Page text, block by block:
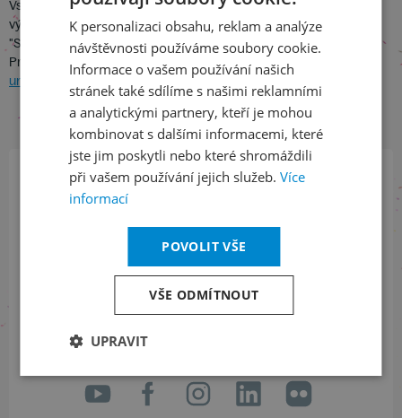
Vstupenka na Pražské jaro platí zároveň jako slevový kupón na
výstavu "Vivat Musica!" Národní galerie v Praze a do expozice
"Secese. Vitální umění 1900" Uměleckoprůmyslového musea v
Praze. Více informací v odkazu "
Vivat Musica! " a " Secese. Vitální
umění 1900
Přihlaste se k našemu newsletteru
ODEBÍRAT NEWSLETTER
Sledujte nás na sociálních sítích
LinkedIn
flickr
ENGLISH
K personalizaci obsahu, reklam a analýze
návštěvnosti používáme soubory cookie.
Informace o vašem používání našich
stránek také sdílíme s našimi reklamními
a analytickými partnery, kteří je mohou
kombinovat s dalšími informacemi, které
jste jim poskytli nebo které shromáždili
při vašem používání jejich služeb. Více
informací
POVOLIT VŠE
VŠE ODMÍTNOUT
UPRAVIT